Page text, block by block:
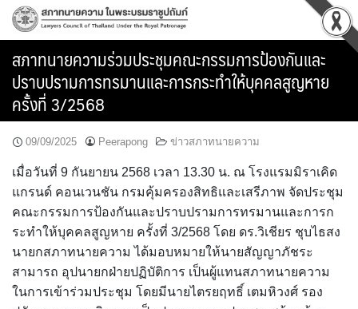
Skip
สภาทนายความร่วมประชุมคณะกรรมการป้องกันและ
ปราบปรามการทรมานและการกระทำให้บุคคลสูญหาย
ครั้งที่ 3/2568
09/09/2025 Peerapong ข่าวสภาทนายความ
เมื่อวันที่ 9 กันยายน 2568 เวลา 13.30 น. ณ โรงแรมมิราเคิด
แกรนด์ คอนเวนชัน กรมคุ้มครองสิทธิและเสรีภาพ จัดประชุม
คณะกรรมการป้องกันและปราบปรามการทรมานและการก
ระทำให้บุคคลสูญหาย ครั้งที่ 3/2568 โดย ดร.วิเชียร ชุบไธสง
นายกสภาทนายความ ได้มอบหมายให้นายสัญญาภัชระ
สามารถ อุปนายกฝ่ายปฏิบัติการ เป็นผู้แทนสภาทนายความ
ในการเข้าร่วมประชุม โดยมีนายไตรยฤทธิ์ เตมหิวงศ์ รอง